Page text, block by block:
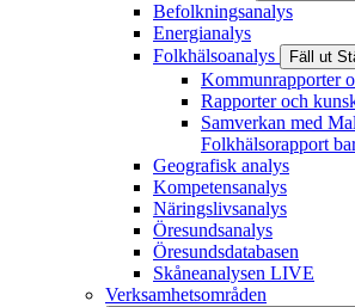
Befolkningsanalys
Energianalys
Folkhälsoanalys
Fäll ut
Kommunrapporter
Rapporter och
Samverkan med
Folkhälsorapport
Geografisk analys
Kompetensanalys
Näringslivsanalys
Öresundsanalys
Öresundsdatabasen
Skåneanalysen LIVE
Verksamhetsområden